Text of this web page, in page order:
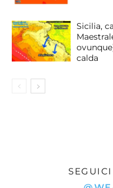
Sicilia,
calda